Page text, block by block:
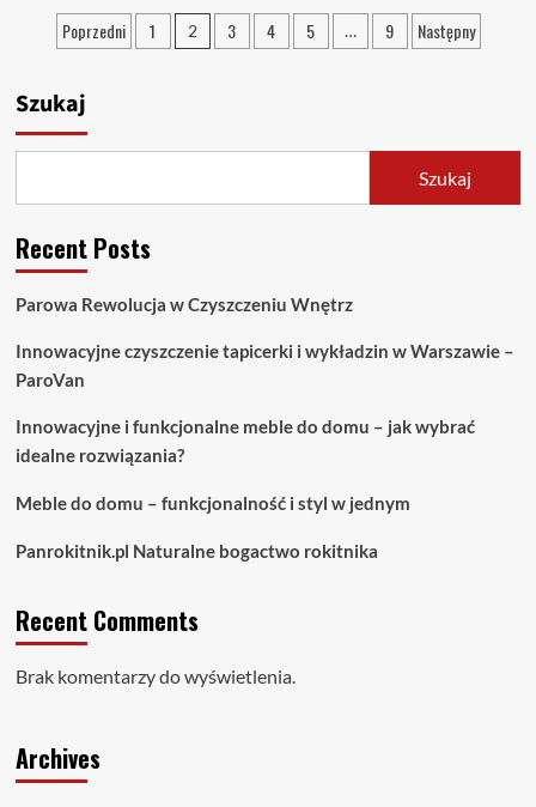
Opakowania
jednorazowe
i
Stronicowanie
Poprzedni 1 2 3 4 5 … 9 Następny
Szukaj
Szukaj
Recent Posts
Parowa Rewolucja w Czyszczeniu Wnętrz
Innowacyjne czyszczenie tapicerki i wykładzin w Warszawie –
ParoVan
Innowacyjne i funkcjonalne meble do domu – jak wybrać
idealne rozwiązania?
Meble do domu – funkcjonalność i styl w jednym
Panrokitnik.pl Naturalne bogactwo rokitnika
Recent Comments
Brak komentarzy do wyświetlenia.
Archives